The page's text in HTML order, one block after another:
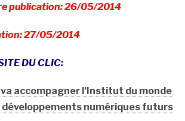
publication: 26/05/2014
27/05/2014
DU CLIC:
accompagner l’Institut du monde
développements numériques futurs